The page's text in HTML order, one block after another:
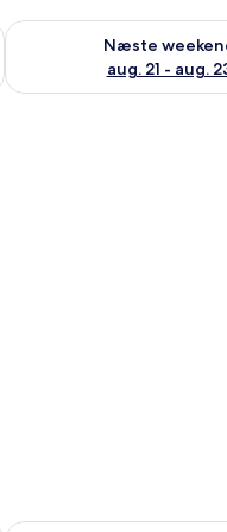
14 - aug. 16
Næste
aug. 21 - aug.
Tjek tilgængelighed for
en stol, et fjernsyn og et